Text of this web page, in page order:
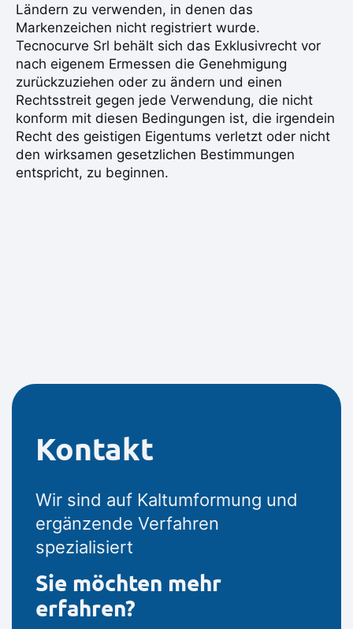
Ländern zu verwenden, in denen das
Markenzeichen nicht registriert wurde.
Tecnocurve Srl behält sich das Exklusivrecht vor
nach eigenem Ermessen die Genehmigung
zurückzuziehen oder zu ändern und einen
Rechtsstreit gegen jede Verwendung, die nicht
konform mit diesen Bedingungen ist, die irgendein
Recht des geistigen Eigentums verletzt oder nicht
den wirksamen gesetzlichen Bestimmungen
entspricht, zu beginnen.
Kontakt
Wir sind auf Kaltumformung und
ergänzende Verfahren
spezialisiert
Sie möchten mehr
erfahren?